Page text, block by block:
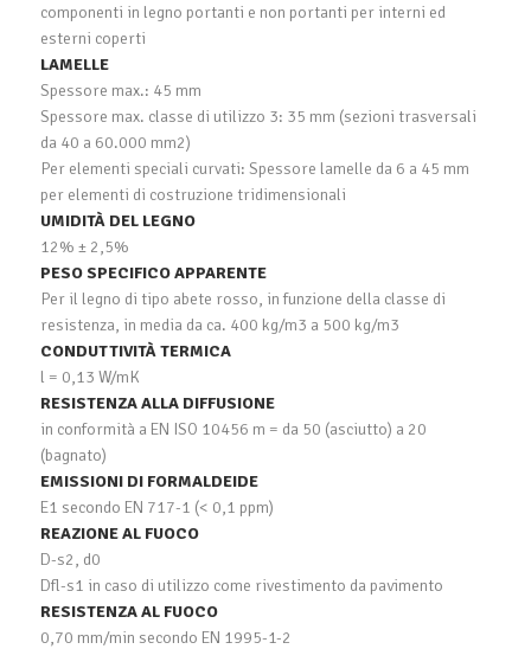
componenti in legno portanti e non portanti per interni ed
esterni coperti
LAMELLE
Spessore max.: 45 mm
Spessore max. classe di utilizzo 3: 35 mm (sezioni trasversali
da 40 a 60.000 mm2)
Per elementi speciali curvati: Spessore lamelle da 6 a 45 mm
per elementi di costruzione tridimensionali
UMIDITÀ DEL LEGNO
12% ± 2,5%
PESO SPECIFICO APPARENTE
Per il legno di tipo abete rosso, in funzione della classe di
resistenza, in media da ca. 400 kg/m3 a 500 kg/m3
CONDUTTIVITÀ TERMICA
l = 0,13 W/mK
RESISTENZA ALLA DIFFUSIONE
in conformità a EN ISO 10456 m = da 50 (asciutto) a 20
(bagnato)
EMISSIONI DI FORMALDEIDE
E1 secondo EN 717-1 (< 0,1 ppm)
REAZIONE AL FUOCO
D-s2, d0
Dfl-s1 in caso di utilizzo come rivestimento da pavimento
RESISTENZA AL FUOCO
0,70 mm/min secondo EN 1995-1-2